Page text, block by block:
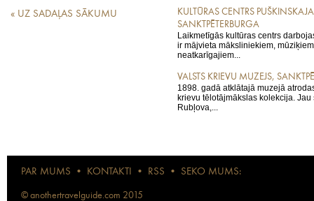
« UZ SADAĻAS SĀKUMU
KULTŪRAS CENTRS
SANKTPĒTERBURGA
Laikmetīgās kultūras centrs
ir mājvieta māksliniekiem,
neatkarīgajiem...
VALSTS KRIEVU MUZEJS,
1898. gadā atklātajā muzejā
krievu tēlotājmākslas kolekcija. Jau
Rubļova,...
PAR MUMS • KONTAKTI • RSS • SEKO MUMS:
© anothertravelguide.com 2015